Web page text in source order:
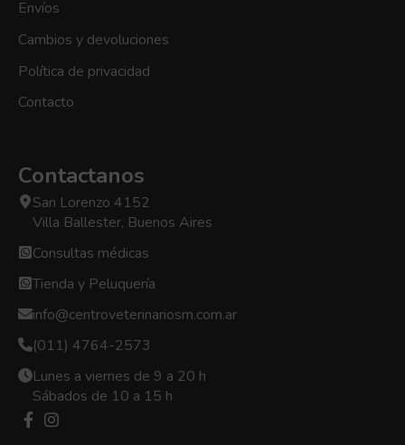
Envíos
Cambios y devoluciones
Política de privacidad
Contacto
Contactanos
San Lorenzo 4152
Villa Ballester, Buenos Aires
Consultas médicas
Tienda y Peluquería
info@centroveterinariosm.com.ar
(011) 4764-2573
Lunes a viernes de 9 a 20 h
Sábados de 10 a 15 h